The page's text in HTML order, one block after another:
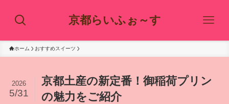
京都らいふぉ～す
ホーム おすすめスイーツ
京都土産の新定番！御稲荷プリン
の魅力をご紹介
2026
5/31